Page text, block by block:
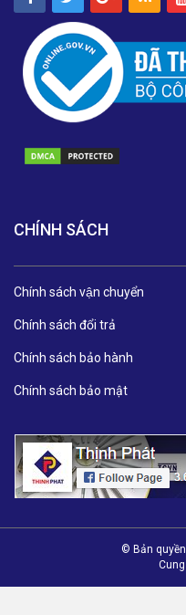
CHÍNH SÁCH
Chính sách vận chuyển
Chính sách đổi trả
Chính sách bảo hành
Chính sách bảo mật
© Bản